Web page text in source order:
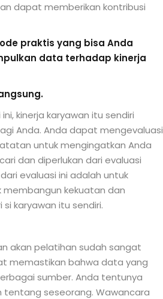
dapat memberikan kontribusi
praktis yang bisa Anda
data terhadap kinerja
kinerja karyawan itu sendiri
Anda. Anda dapat mengevaluasi
untuk mengingatkan Anda
dan diperlukan dari evaluasi
evaluasi ini adalah untuk
kekuatan dan
karyawan itu sendiri.
akan pelatihan sudah sangat
memastikan bahwa data yang
sumber. Anda tentunya
seseorang. Wawancara